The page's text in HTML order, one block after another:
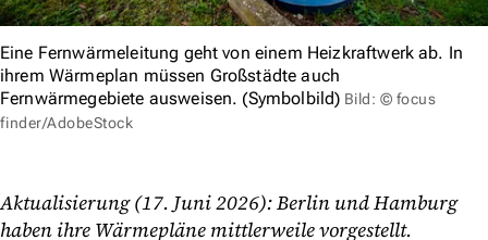
Eine Fernwärmeleitung geht von einem Heizkraftwerk ab. In
ihrem Wärmeplan müssen Großstädte auch
Fernwärmegebiete ausweisen. (Symbolbild) Bild: © focus
finder/AdobeStock
Aktualisierung (17. Juni 2026): Berlin und Hamburg
haben ihre Wärmepläne mittlerweile vorgestellt.